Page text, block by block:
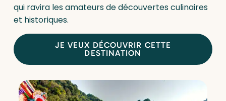
qui ravira les amateurs de découvertes culinaires
et historiques.
JE VEUX DÉCOUVRIR CETTE
DESTINATION